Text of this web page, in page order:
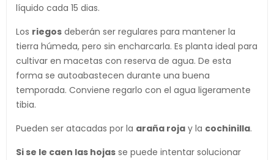
líquido cada 15 dias.
Los riegos deberán ser regulares para mantener la
tierra húmeda, pero sin encharcarla. Es planta ideal para
cultivar en macetas con reserva de agua. De esta
forma se autoabastecen durante una buena
temporada. Conviene regarlo con el agua ligeramente
tibia.
Pueden ser atacadas por la araña roja y la cochinilla.
Si se le caen las hojas se puede intentar solucionar